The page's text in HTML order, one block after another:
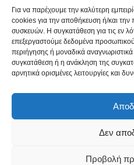
Για να παρέχουμε την καλύτερη
cookies για την αποθήκευση ή/και
συσκευών. Η συγκατάθεση για τις εν
επεξεργαστούμε δεδομένα
περιήγησης ή μοναδικά
συγκατάθεση ή η ανάκληση της
αρνητικά ορισμένες λειτουργίες και
Δεν
Προβολή
Τοπικές ειδήσεις, αναλύσεις
Αρθρογραφία που συνδέει,
Επικοινωνήστε μαζί μας: